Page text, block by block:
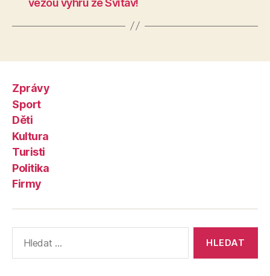
Zprávy
Sport
Děti
Kultura
Turisti
Politika
Firmy
vyhledávání: